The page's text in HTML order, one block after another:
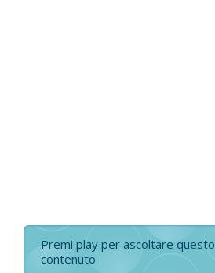
Premi play per ascoltare questo
contenuto